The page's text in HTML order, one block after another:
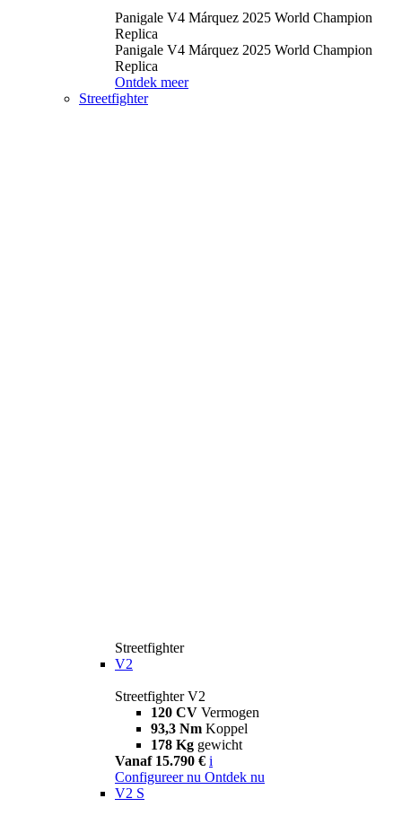
Panigale V4 Márquez 2025 World Champion
Replica
Panigale V4 Márquez 2025 World Champion
Replica
Ontdek meer
Streetfighter
Streetfighter
V2
Streetfighter V2
120 CV Vermogen
93,3 Nm Koppel
178 Kg gewicht
Vanaf 15.790 € i
Configureer nu Ontdek nu
V2 S